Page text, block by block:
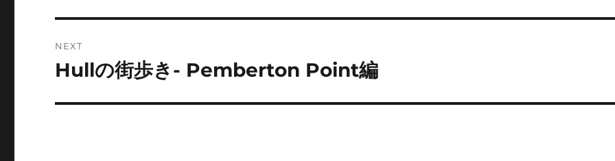
NEXT
Next
Hullの街歩き- Pemberton Point編